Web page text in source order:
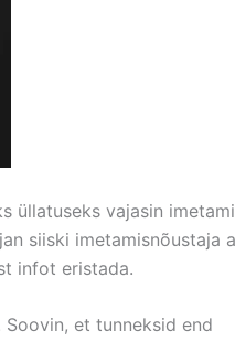
üllatuseks vajasin
siiski imetamisnõustaja
infot eristada.
et tunneksid end